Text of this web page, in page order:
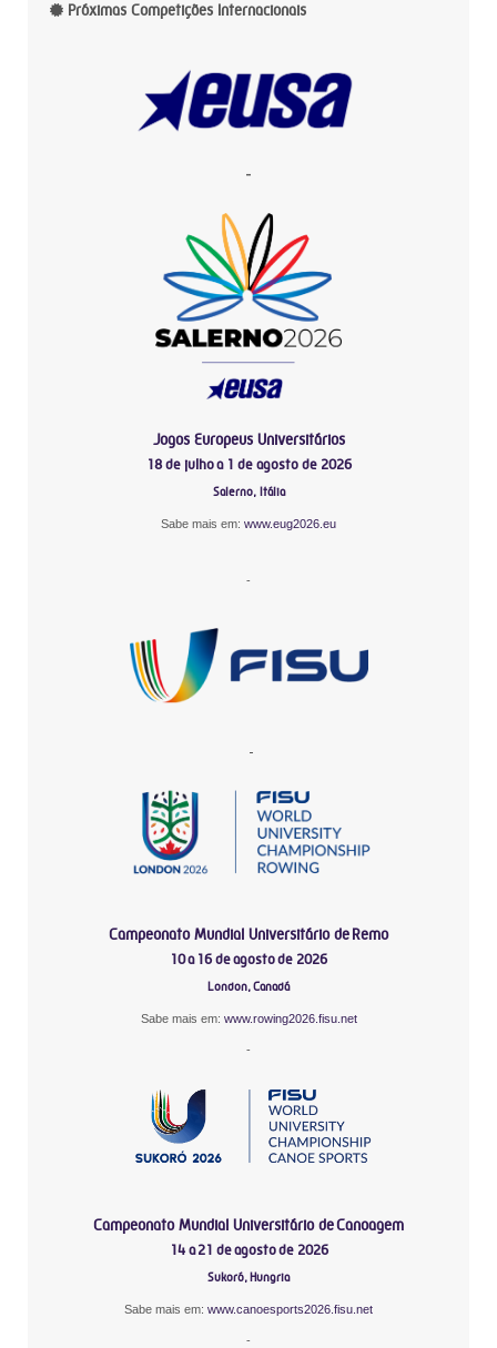
Próximas Competições Internacionais
-
Jogos Europeus Universitários
18 de julho a 1 de agosto de 2026
Salerno, Itália
Sabe mais em: www.eug2026.eu
-
-
Campeonato Mundial Universitário de Remo
10 a 16 de agosto de 2026
London, Canadá
Sabe mais em: www.rowing2026.fisu.net
-
Campeonato Mundial Universitário de Canoagem
14 a 21 de agosto de 2026
Sukoró, Hungria
Sabe mais em: www.canoesports2026.fisu.net
-